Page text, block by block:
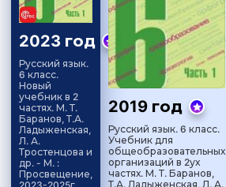
2023 год
Русский язык.
6 класс.
Новый
учебник в 2
частях. М. Т.
Баранов, Т.А.
Ладыженская,
Л. А.
Тростенцова и
др. - М. :
Просвещение,
2019 год
Русский язык. 6 класс.
Учебник для
общеобразовательных
организаций в 2ух
частях. М. Т. Баранов,
Т.А. Ладыженская, Л. А.